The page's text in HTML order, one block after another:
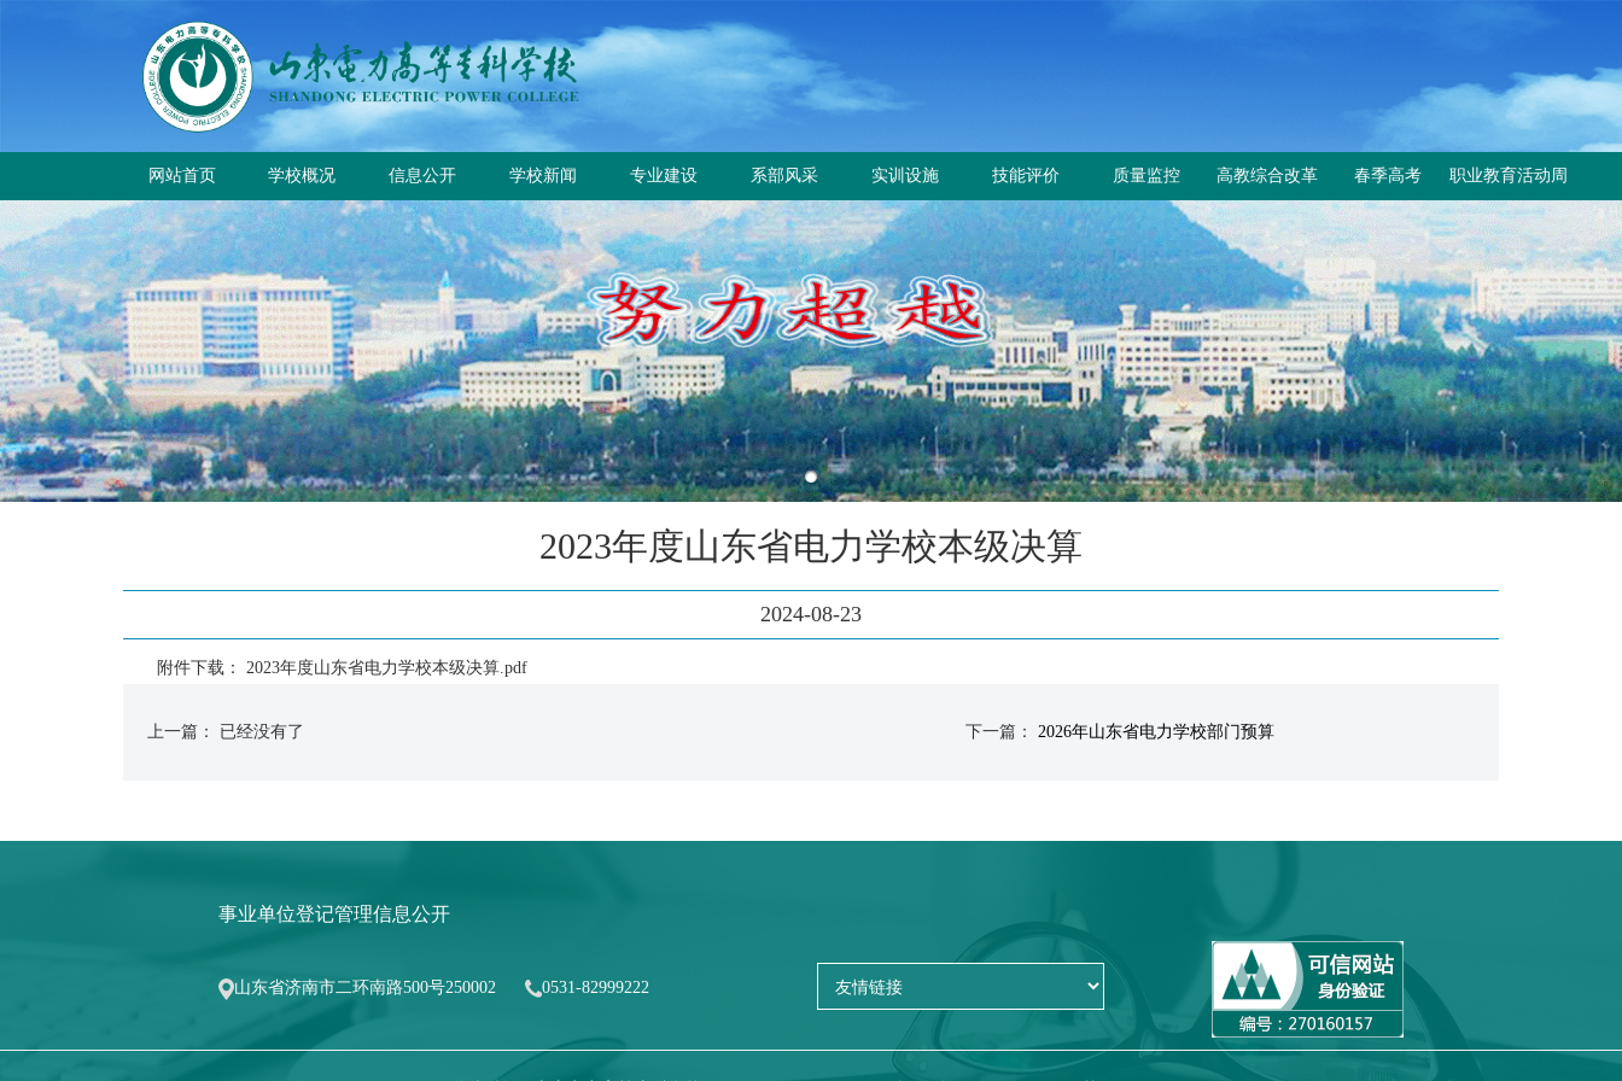
网站首页 学校概况
学校简介
学校章程
历史沿革
规章制度
校园风貌
信息公开 学校新闻
学校要闻
校园公告
专业建设
专业设置
方案标准建设
教材课程建设
师资队伍建设
实训资源建设
学生技能大赛
系部风采
电气工程系
电气自动化系
动力工程系
计量工程系
信息工程系
基础教学部
实训设施
总体简介
重点实训室
技能评价
工作信息
政策规定
评价计划
证书查询
质量监控
工作动态
规章制度
高教综合改革
教育部与省教育厅文件
改革工作推进情况
春季高考
上级文件
通知公告
成绩查询
职业教育活动周
2023年度山东省电力学校本级决算
2024-08-23
附件下载： 2023年度山东省电力学校本级决算.pdf
上一篇： 已经没有了 下一篇： 2026年山东省电力学校部门预算
事业单位登记管理信息公开
山东省济南市二环南路500号250002 0531-82999222